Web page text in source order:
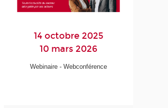
14 octobre 2025
10 mars 2026
Webinaire - Webconférence